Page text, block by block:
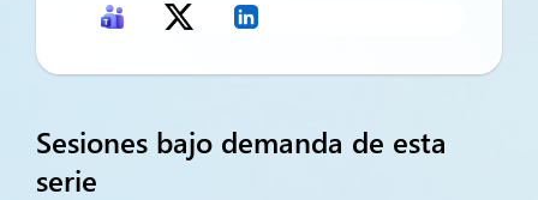
Sesiones bajo demanda de esta
serie